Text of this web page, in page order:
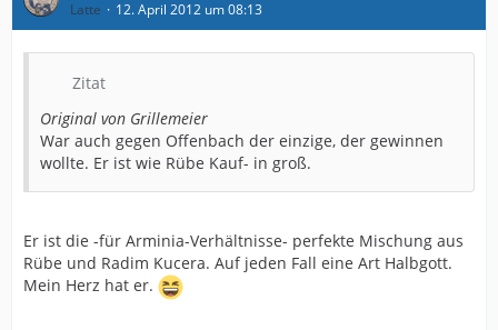
Latte 12. April 2012 um 08:13
Zitat
Original von Grillemeier
War auch gegen Offenbach der einzige, der gewinnen
wollte. Er ist wie Rübe Kauf- in groß.
Er ist die -für Arminia-Verhältnisse- perfekte Mischung aus
Rübe und Radim Kucera. Auf jeden Fall eine Art Halbgott.
Mein Herz hat er.